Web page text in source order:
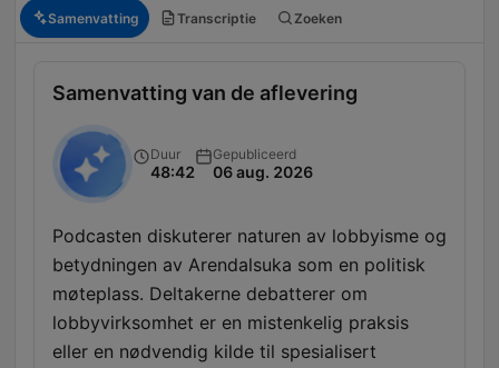
Samenvatting Transcriptie Zoeken
Samenvatting van de aflevering
Duur
48:42
Gepubliceerd
06 aug. 2026
Podcasten diskuterer naturen av lobbyisme og
betydningen av Arendalsuka som en politisk
møteplass. Deltakerne debatterer om
lobbyvirksomhet er en mistenkelig praksis
eller en nødvendig kilde til spesialisert